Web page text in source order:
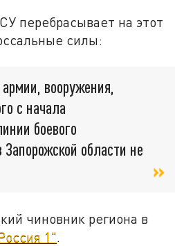
перебрасывает на этот
силы:
армии, вооружения,
с начала
боевого
Запорожской области не
чиновник региона в
1".